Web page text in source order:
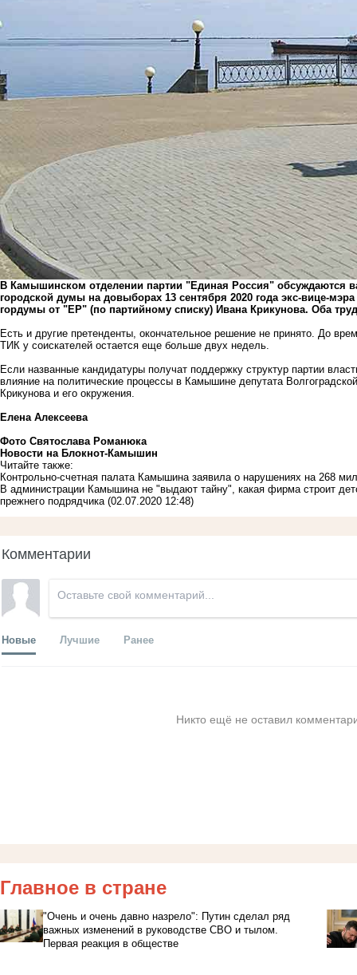
В Камышинском отделении партии "Единая Россия" обсуждаются
городской думы на довыборах 13 сентября 2020 года экс-вице-
гордумы от "ЕР" (по партийному списку) Ивана Крикунова. Оба
Есть и другие претенденты, окончательное решение не принято. До
ТИК у соискателей остается еще больше двух недель.
Если названные кандидатуры получат поддержку структур партии
влияние на политические процессы в Камышине депутата
Крикунова и его окружения.
Елена Алексеева
Фото Святослава Романюка
Новости на Блoкнoт-Камышин
Читайте также:
Контрольно-счетная палата Камышина заявила о нарушениях на 268
В администрации Камышина не "выдают тайну", какая фирма строит
прежнего подрядчика (02.07.2020 12:48)
Комментарии
Новые Лучшие Ранее
Никто ещё не оставил
Главное в стране
"Очень и очень давно назрело": Путин сделал ряд
важных изменений в руководстве СВО и тылом.
Первая реакция в обществе